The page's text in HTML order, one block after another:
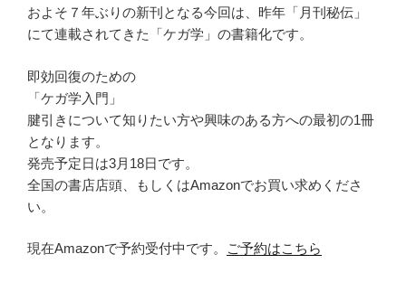
およそ７年ぶりの新刊となる今回は、昨年「月刊秘伝」
にて連載されてきた「ケガ学」の書籍化です。
即効回復のための
「ケガ学入門」
腱引きについて知りたい方や興味のある方への最初の1冊
となります。
発売予定日は3月18日です。
全国の書店店頭、もしくはAmazonでお買い求めくださ
い。
現在Amazonで予約受付中です。 ご予約はこちら